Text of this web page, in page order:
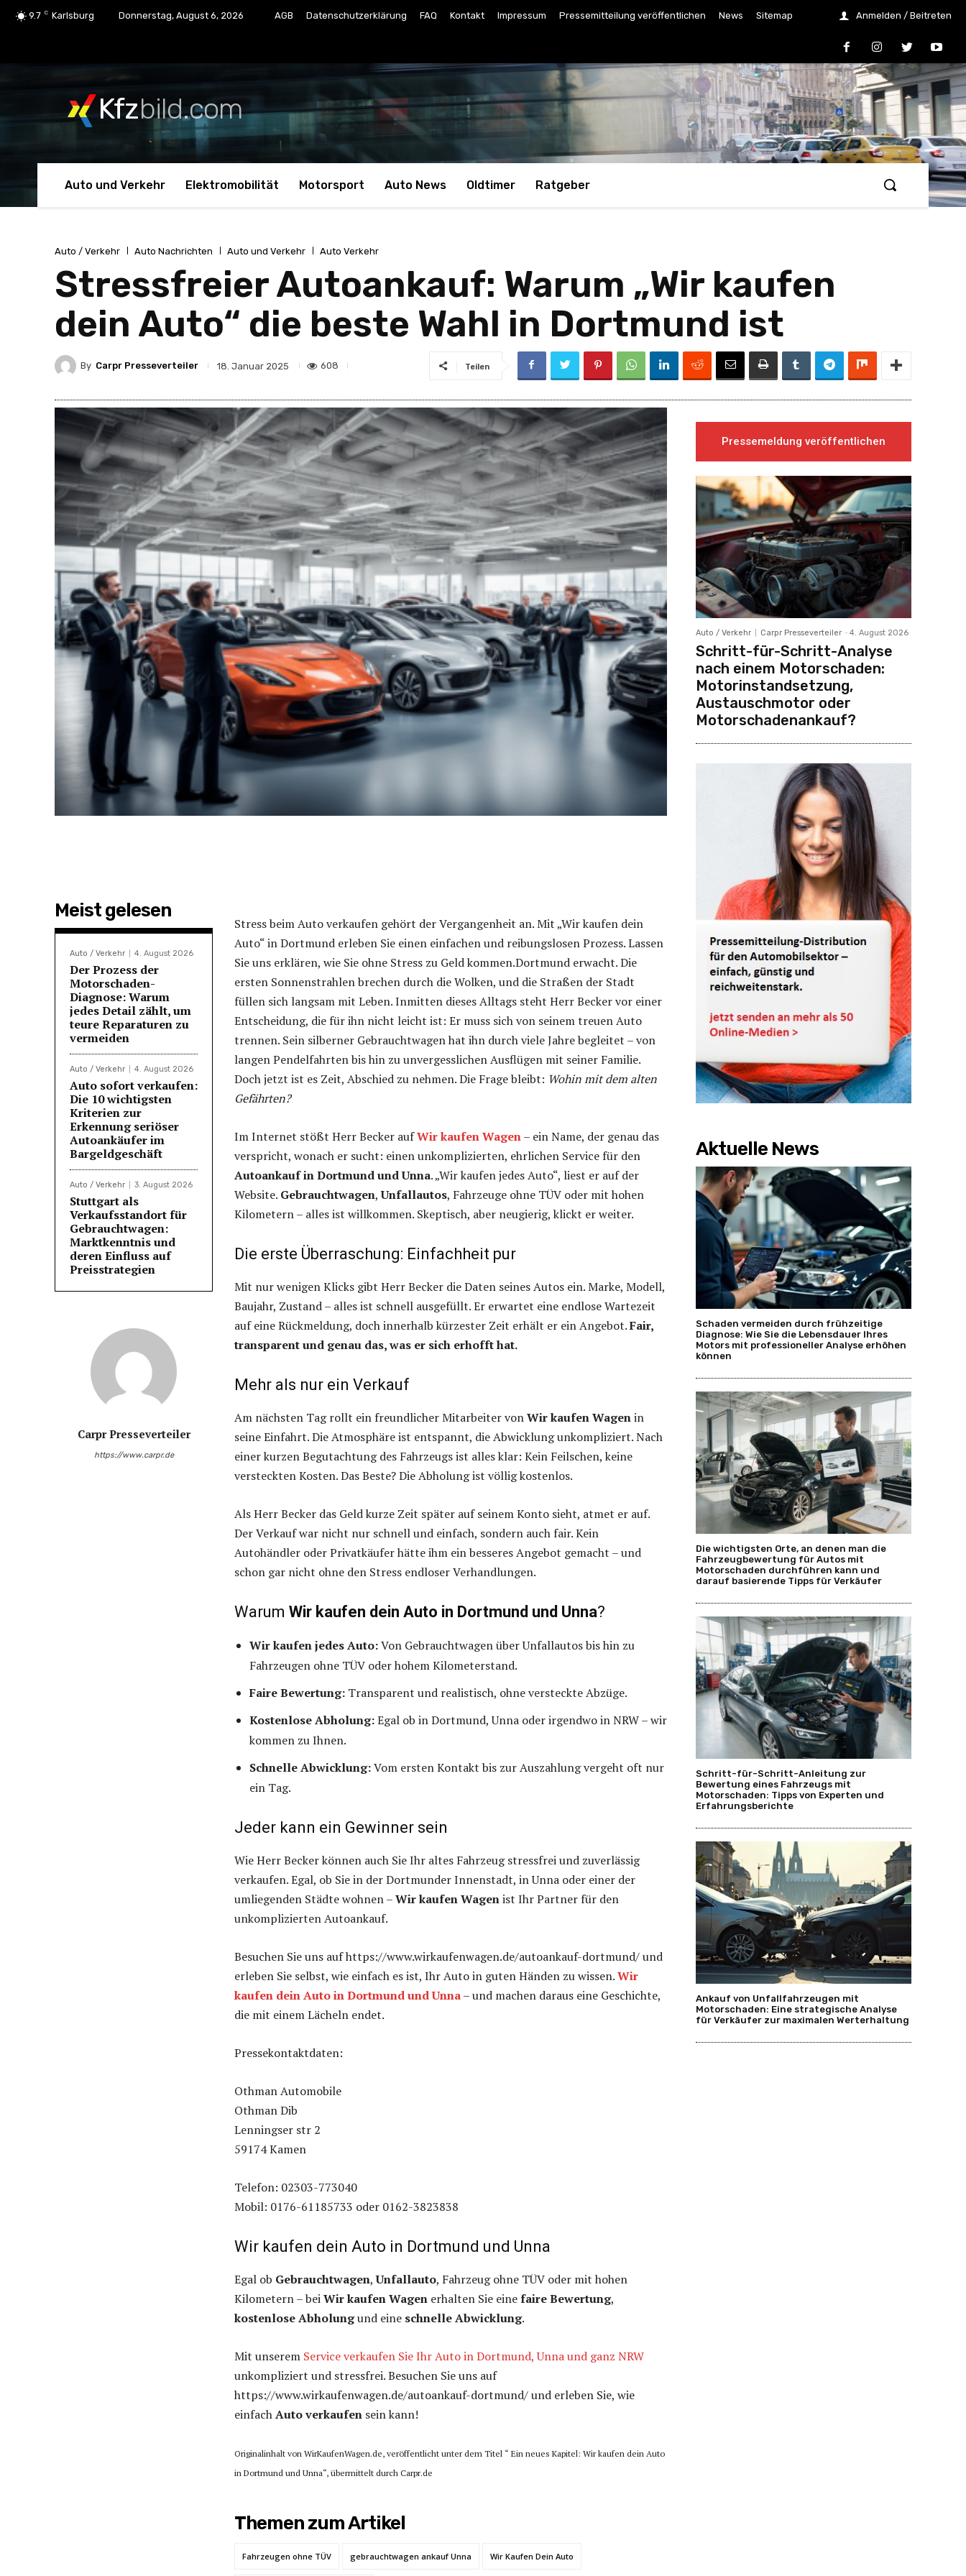
9.7 C Karlsburg Donnerstag, August 6, 2026 AGB Datenschutzerklärung FAQ Kontakt Impressum Pressemitteilung veröffentlichen News Sitemap Anmelden / Beitreten
Kfzbild.com
Auto und Verkehr Elektromobilität Motorsport Auto News Oldtimer Ratgeber
Auto / Verkehr Auto Nachrichten Auto und Verkehr Auto Verkehr
Stressfreier Autoankauf: Warum „Wir kaufen
dein Auto“ die beste Wahl in Dortmund ist
By Carpr Presseverteiler 18. Januar 2025 608 Teilen
Meist gelesen
Auto / Verkehr 4. August 2026
Der Prozess der
Motorschaden-
Diagnose: Warum
jedes Detail zählt, um
teure Reparaturen zu
vermeiden
Auto / Verkehr 4. August 2026
Auto sofort verkaufen:
Die 10 wichtigsten
Kriterien zur
Erkennung seriöser
Autoankäufer im
Bargeldgeschäft
Auto / Verkehr 3. August 2026
Stuttgart als
Verkaufsstandort für
Gebrauchtwagen:
Marktkenntnis und
deren Einfluss auf
Preisstrategien
Carpr Presseverteiler
https://www.carpr.de
Stress beim Auto verkaufen gehört der Vergangenheit an. Mit „Wir kaufen dein
Auto“ in Dortmund erleben Sie einen einfachen und reibungslosen Prozess. Lassen
Sie uns erklären, wie Sie ohne Stress zu Geld kommen.Dortmund erwacht. Die
ersten Sonnenstrahlen brechen durch die Wolken, und die Straßen der Stadt
füllen sich langsam mit Leben. Inmitten dieses Alltags steht Herr Becker vor einer
Entscheidung, die für ihn nicht leicht ist: Er muss sich von seinem treuen Auto
trennen. Sein silberner Gebrauchtwagen hat ihn durch viele Jahre begleitet – von
langen Pendelfahrten bis hin zu unvergesslichen Ausflügen mit seiner Familie.
Doch jetzt ist es Zeit, Abschied zu nehmen. Die Frage bleibt: Wohin mit dem alten
Gefährten?
Im Internet stößt Herr Becker aufWir kaufen Wagen– ein Name, der genau das
verspricht, wonach er sucht: einen unkomplizierten, ehrlichen Service für den
Autoankauf in Dortmund und Unna. „Wir kaufen jedes Auto“, liest er auf der
Website. Gebrauchtwagen,Unfallautos, Fahrzeuge ohne TÜV oder mit hohen
Kilometern – alles ist willkommen. Skeptisch, aber neugierig, klickt er weiter.
Die erste Überraschung: Einfachheit pur
Mit nur wenigen Klicks gibt Herr Becker die Daten seines Autos ein. Marke, Modell,
Baujahr, Zustand – alles ist schnell ausgefüllt. Er erwartet eine endlose Wartezeit
auf eine Rückmeldung, doch innerhalb kürzester Zeit erhält er ein Angebot.Fair,
transparent und genau das, was er sich erhofft hat.
Mehr als nur ein Verkauf
Am nächsten Tag rollt ein freundlicher Mitarbeiter vonWir kaufen Wagenin
seine Einfahrt. Die Atmosphäre ist entspannt, die Abwicklung unkompliziert. Nach
einer kurzen Begutachtung des Fahrzeugs ist alles klar: Kein Feilschen, keine
versteckten Kosten. Das Beste? Die Abholung ist völlig kostenlos.
Als Herr Becker das Geld kurze Zeit später auf seinem Konto sieht, atmet er auf.
Der Verkauf war nicht nur schnell und einfach, sondern auch fair. Kein
Autohändler oder Privatkäufer hätte ihm ein besseres Angebot gemacht – und
schon gar nicht ohne den Stress endloser Verhandlungen.
Warum Wir kaufen dein Auto in Dortmund und Unna?
Wir kaufen jedes Auto:Von Gebrauchtwagen über Unfallautos bis hin zu
Fahrzeugen ohne TÜV oder hohem Kilometerstand.
Faire Bewertung: Transparent und realistisch, ohne versteckte Abzüge.
Kostenlose Abholung:Egal ob in Dortmund, Unna oder irgendwo in NRW – wir
kommen zu Ihnen.
Schnelle Abwicklung:Vom ersten Kontakt bis zur Auszahlung vergeht oft nur
ein Tag.
Jeder kann ein Gewinner sein
Wie Herr Becker können auch Sie Ihr altes Fahrzeug stressfrei und zuverlässig
verkaufen. Egal, ob Sie in der Dortmunder Innenstadt, in Unna oder einer der
umliegenden Städte wohnen –Wir kaufen Wagenist Ihr Partner für den
unkomplizierten Autoankauf.
Besuchen Sie uns auf https://www.wirkaufenwagen.de/autoankauf-dortmund/ und
erleben Sie selbst, wie einfach es ist, Ihr Auto in guten Händen zu wissen.Wir
kaufen dein Auto in Dortmund und Unna– und machen daraus eine Geschichte,
die mit einem Lächeln endet.
Pressekontaktdaten:
Othman Automobile
Othman Dib
Lenningser str 2
59174 Kamen
Telefon: 02303-773040
Mobil: 0176-61185733 oder 0162-3823838
Wir kaufen dein Auto in Dortmund und Unna
Egal ob Gebrauchtwagen,Unfallauto, Fahrzeug ohne TÜV oder mit hohen
Kilometern – beiWir kaufen Wagen erhalten Sie einefaire Bewertung,
kostenlose Abholungund eine schnelle Abwicklung.
Mit unserem Service verkaufen Sie Ihr Auto in Dortmund, Unna und ganz NRW
unkompliziert und stressfrei. Besuchen Sie uns auf
https://www.wirkaufenwagen.de/autoankauf-dortmund/ und erleben Sie, wie
einfachAuto verkaufen sein kann!
Originalinhalt von WirKaufenWagen.de, veröffentlicht unter dem Titel “ Ein neues Kapitel: Wir kaufen dein Auto
in Dortmund und Unna“, übermittelt durch Carpr.de
Themen zum Artikel
Fahrzeugen ohne TÜV gebrauchtwagen ankauf Unna Wir Kaufen Dein Auto
Pressemeldung veröffentlichen
Auto / Verkehr Carpr Presseverteiler - 4. August 2026
Schritt-für-Schritt-Analyse
nach einem Motorschaden:
Motorinstandsetzung,
Austauschmotor oder
Motorschadenankauf?
Aktuelle News
Schaden vermeiden durch frühzeitige
Diagnose: Wie Sie die Lebensdauer Ihres
Motors mit professioneller Analyse erhöhen
können
Die wichtigsten Orte, an denen man die
Fahrzeugbewertung für Autos mit
Motorschaden durchführen kann und
darauf basierende Tipps für Verkäufer
Schritt-für-Schritt-Anleitung zur
Bewertung eines Fahrzeugs mit
Motorschaden: Tipps von Experten und
Erfahrungsberichte
Ankauf von Unfallfahrzeugen mit
Motorschaden: Eine strategische Analyse
für Verkäufer zur maximalen Werterhaltung